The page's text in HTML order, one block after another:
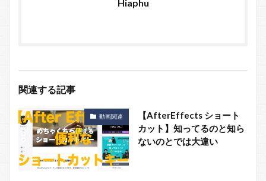
Hiaphu
関連する記事
動画関連
【AfterEffects ショート
カット】知ってるのと知ら
ないのとでは大違い